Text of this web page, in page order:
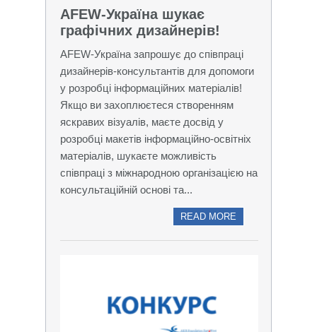
AFEW-Україна шукає
графічних дизайнерів!
AFEW-Україна запрошує до співпраці
дизайнерів-консультантів для допомоги
у розробці інформаційних матеріалів!
Якщо ви захоплюєтеся створенням
яскравих візуалів, маєте досвід у
розробці макетів інформаційно-освітніх
матеріалів, шукаєте можливість
співпраці з міжнародною організацією на
консультаційній основі та...
READ MORE